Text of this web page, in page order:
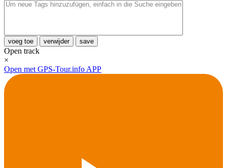
voeg toe verwijder save
Open track
×
Open met GPS-Tour.info APP